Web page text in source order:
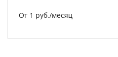
От 1 руб./месяц